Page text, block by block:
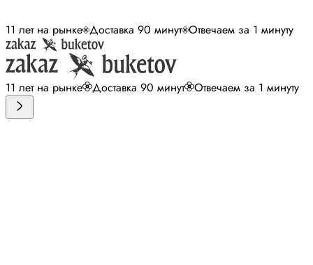
11 лет на рынке Доставка 90 минут Отвечаем за 1 минуту
11 лет на рынке Доставка 90 минут Отвечаем за 1 минуту